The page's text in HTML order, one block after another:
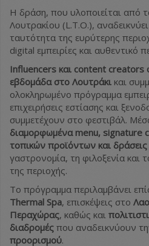
Η δράση, που υλοποιείται από
Λουτρακίου (L.T.O.),
ταυτότητα της ευρύτερης
digital εμπειρίες και αυθεντικό
Influencers και content creators
εβδομάδα στο Λουτράκι και
ολοκληρωμένο πρόγραμμα
επιχειρήσεις εστίασης και
συμμετέχουν στο φεστιβάλ.
διαμορφωμένα menu, signature
τοπικών προϊόντων και δράσεις
γαστρονομία, τη φιλοξενία και
της περιοχής.
Το πρόγραμμα περιλαμβάνει
Thermal Spa, επισκέψεις στο
Περαχώρας, καθώς και
διαδρομές που αναδεικνύουν
προορισμού.